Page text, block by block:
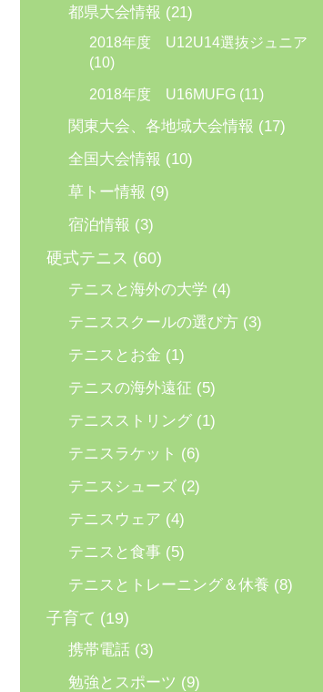
都県大会情報 (21)
2018年度 U12U14選抜ジュニア
(10)
2018年度 U16MUFG(11)
関東大会、各地域大会情報 (17)
全国大会情報 (10)
草トー情報 (9)
宿泊情報 (3)
硬式テニス (60)
テニスと海外の大学 (4)
テニススクールの選び方 (3)
テニスとお金 (1)
テニスの海外遠征 (5)
テニスストリング(1)
テニスラケット (6)
テニスシューズ(2)
テニスウェア (4)
テニスと食事 (5)
テニスとトレーニング＆休養 (8)
子育て (19)
携帯電話(3)
勉強とスポーツ (9)